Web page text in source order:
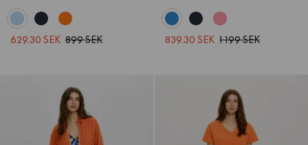
629.30 SEK 899 SEK 839.30 SEK 1 199 SEK